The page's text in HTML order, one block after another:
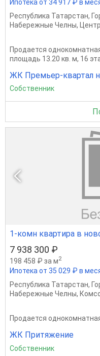
Ипотека от 34 917 ₽ в
Республика Татарстан,
Набережные Челны,
Продается
площадь 13.20 кв. м, 16
ЖК Премьер-квартал
Собственник
1-комн квартира в
7 938 300 ₽
198 458 ₽ за м2
Ипотека от 35 029 ₽ в
Республика Татарстан,
Набережные Челны,
Продается
ЖК Притяжение
Собственник